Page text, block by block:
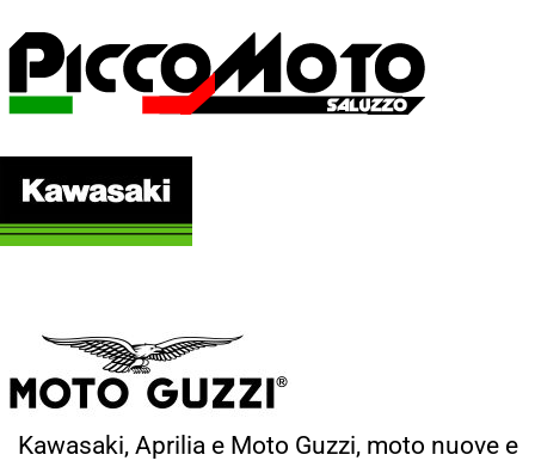
Kawasaki, Aprilia e Moto Guzzi, moto nuove e